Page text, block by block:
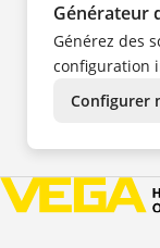
KO
NO
PT
TR
UK
Générateur
Générez des
configuration
Configurer